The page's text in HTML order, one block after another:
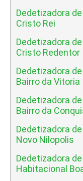
Dedetizadora
Cristo Rei
Dedetizadora
Cristo Redentor
Dedetizadora
Bairro da Vitoria
Dedetizadora
Bairro da
Dedetizadora
Novo Nilopolis
Dedetizadora
Habitacional